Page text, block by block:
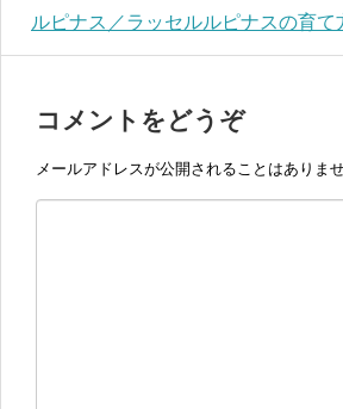
ルピナス／ラッセルルピナスの育て
コメントをどうぞ
メールアドレスが公開されることはありませ